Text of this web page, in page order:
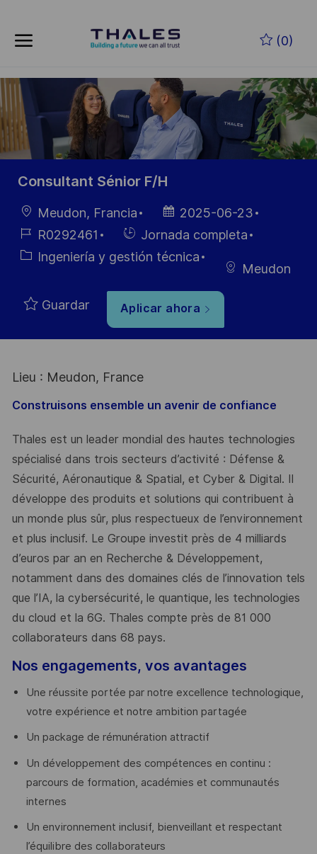
(0)
-
Consultant Sénior F/H
Ubicación
Meudon, Francia
Fecha de
publicación
2025-06-23
ID de
empleo
R0292461
Hiring
Type
Jornada completa
Categoría
Ingeniería y gestión técnica
Meudon
Guardar Aplicar ahora
Lieu : Meudon, France
Construisons ensemble un avenir de confiance
Thales est un leader mondial des hautes technologies
spécialisé dans trois secteurs d’activité : Défense &
Sécurité, Aéronautique & Spatial, et Cyber & Digital. Il
développe des produits et solutions qui contribuent à
un monde plus sûr, plus respectueux de l’environnement
et plus inclusif. Le Groupe investit près de 4 milliards
d’euros par an en Recherche & Développement,
notamment dans des domaines clés de l’innovation tels
que l’IA, la cybersécurité, le quantique, les technologies
du cloud et la 6G. Thales compte près de 81 000
collaborateurs dans 68 pays.
Nos engagements, vos avantages
Une réussite portée par notre excellence technologique,
votre expérience et notre ambition partagée
Un package de rémunération attractif
Un développement des compétences en continu :
parcours de formation, académies et communautés
internes
Un environnement inclusif, bienveillant et respectant
l’équilibre des collaborateurs